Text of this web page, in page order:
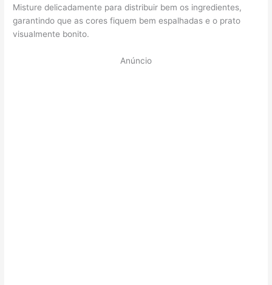
Misture delicadamente para distribuir bem os ingredientes,
garantindo que as cores fiquem bem espalhadas e o prato
visualmente bonito.
Anúncio